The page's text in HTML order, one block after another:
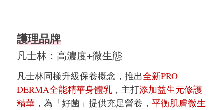
護理品牌
凡士林：高濃度+微生態
凡士林同樣升級保養概念，推出全新PRO
DERMA全能精華身體乳，主打添加益生元修護
精華，為「好菌」提供充足營養， 平衡肌膚微生